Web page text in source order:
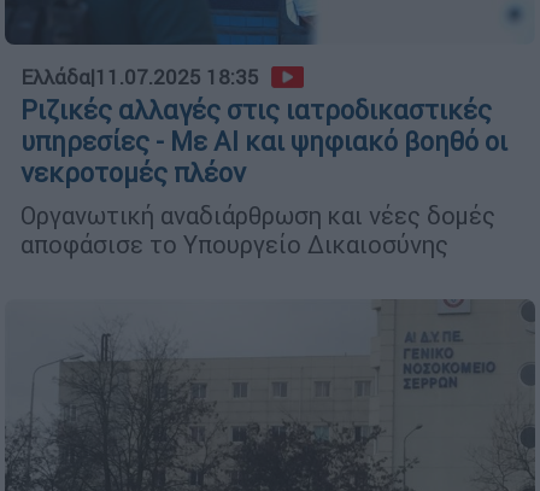
Ελλάδα|11.07.2025 18:35
Ριζικές αλλαγές στις ιατροδικαστικές
υπηρεσίες - Με ΑΙ και ψηφιακό βοηθό οι
νεκροτομές πλέον
Οργανωτική αναδιάρθρωση και νέες δομές
αποφάσισε το Υπουργείο Δικαιοσύνης